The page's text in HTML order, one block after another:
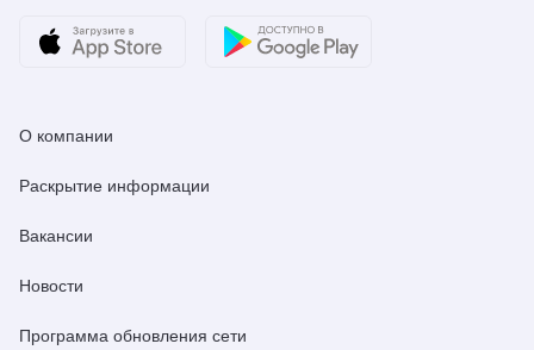
О компании
Раскрытие информации
Вакансии
Новости
Программа обновления сети